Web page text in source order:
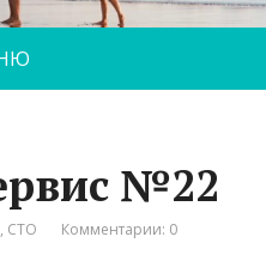
№22
, СТО Комментарии: 0